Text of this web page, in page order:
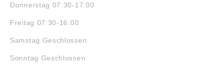
Donnerstag 07:30-17:00
Freitag 07:30-16:00
Samstag Geschlossen
Sonntag Geschlossen